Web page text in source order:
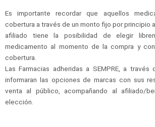
Es importante recordar que aquellos
cobertura a través de un monto fijo por principio
afiliado tiene la posibilidad de elegir
medicamento al momento de la compra y
cobertura.
Las Farmacias adheridas a SEMPRE, a través
informaran las opciones de marcas con sus
venta al público, acompañando al afiliado/
elección.